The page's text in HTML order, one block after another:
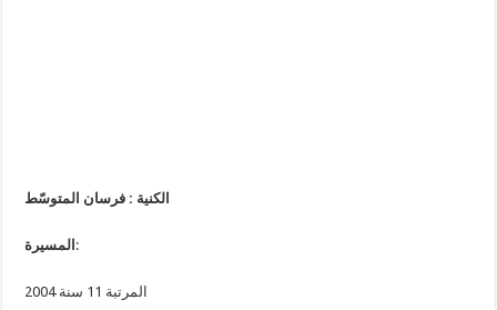
الكنية : فرسان المتوسّط
المسيرة :
المرتبة 11 سنة 2004